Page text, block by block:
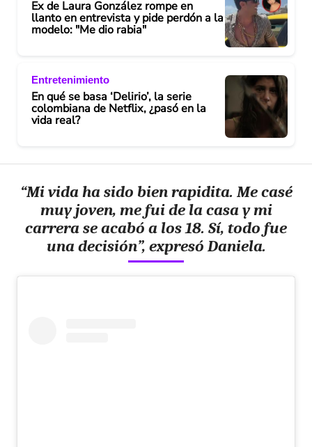
Ex de Laura González rompe en
llanto en entrevista y pide perdón a la
modelo: "Me dio rabia"
Entretenimiento
En qué se basa ‘Delirio’, la serie
colombiana de Netflix, ¿pasó en la
vida real?
“Mi vida ha sido bien rapidita. Me casé
muy joven, me fui de la casa y mi
carrera se acabó a los 18. Sí, todo fue
una decisión”, expresó Daniela.